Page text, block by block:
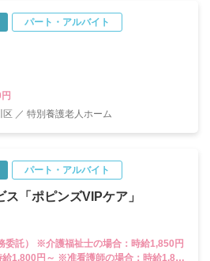
パート・アルバイト
／ 特別養護老人ホーム
パート・アルバイト
「ポピンズVIPケア」
：時給1,850円
1,800円～ ※准看護師の場合：時給1,800